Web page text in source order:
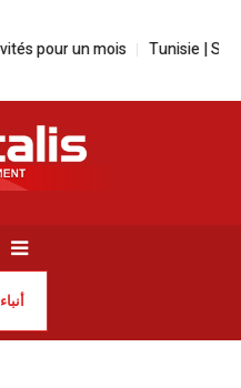
mois Tunisie | Sayed